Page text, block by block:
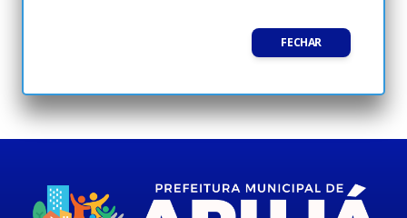
FECHAR